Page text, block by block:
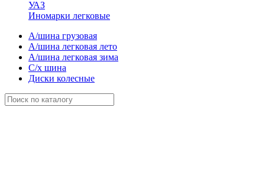
УАЗ
Иномарки легковые
А/шина грузовая
А/шина легковая лето
А/шина легковая зима
С/х шина
Диски колесные